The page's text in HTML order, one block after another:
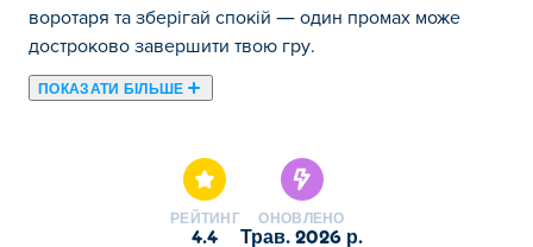
воротаря та зберігай спокій — один промах може
достроково завершити твою гру.
ПОКАЗАТИ БІЛЬШЕ
РЕЙТИНГ
4.4
ОНОВЛЕНО
трав. 2026 р.